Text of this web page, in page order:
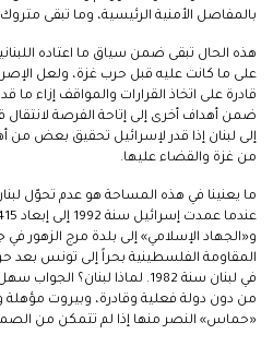
بالمفاصل الأمنية الرئيسية، وما تبقى
هذه الحال تبقى ضمن سياق ما اعتاده
على ما كانت عليه قبل حرب غزة، ولعل
قادرة على اتخاذ القرارات والمواقف إزاء
ضمن أهداف أخرى إلى إتاحة الفرصة
إلى لبنان إذا قدر لإسرائيل تحقيق بعض من
من غزة والقضاء عليها.
ما يعنينا في هذه المساحة هو عدم تحوّل
و«الجهاد الإسلامي» إلى بلدة مرج الزهور في
المقاومة الفلسطينية بحراً إلى تونس بعد
في لبنان سنة 1982. لماذا لبنان؟
من دون دولة فعلية وقادرة، وبيروت
«حماس» النصر منها إذا لم تتمكن من